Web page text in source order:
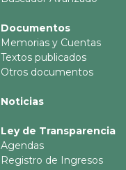
Documentos
Memorias y Cuentas
Textos publicados
Otros documentos
Noticias
Ley de Transparencia
Agendas
Registro de Ingresos